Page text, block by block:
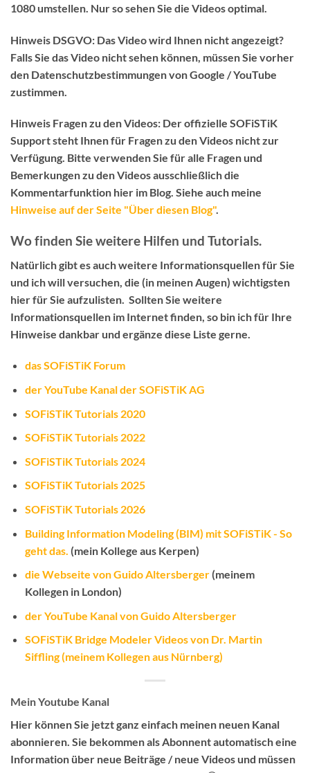
1080 umstellen. Nur so sehen Sie die Videos optimal.
Hinweis DSGVO: Das Video wird Ihnen nicht angezeigt?
Falls Sie das Video nicht sehen können, müssen Sie vorher
den Datenschutzbestimmungen von Google / YouTube
zustimmen.
Hinweis Fragen zu den Videos: Deroffizielle SOFiSTiK
Supportsteht Ihnen für Fragen zu den Videos nichtzur
Verfügung. Bitte verwenden Sie für alle Fragen und
Bemerkungen zu den Videos ausschließlich die
Kommentarfunktion hier im Blog. Siehe auch meine
Hinweise auf der Seite "Über diesen Blog".
Wo finden Sie weitere Hilfen und Tutorials.
Natürlich gibt es auch weitere Informationsquellen für Sie
und ich will versuchen, die (in meinen Augen) wichtigsten
hier für Sie aufzulisten. Sollten Sie weitere
Informationsquellen im Internet finden, so bin ich für Ihre
Hinweise dankbar und ergänze diese Liste gerne.
das SOFiSTiK Forum
der YouTube Kanal der SOFiSTiK AG
SOFiSTiK Tutorials 2020
SOFiSTiK Tutorials 2022
SOFiSTiK Tutorials 2024
SOFiSTiK Tutorials 2025
SOFiSTiK Tutorials 2026
Building Information Modeling (BIM) mit SOFiSTiK - So
geht das. (mein Kollege aus Kerpen)
die Webseite von Guido Altersberger(meinem
Kollegen in London)
der YouTube Kanal von Guido Altersberger
SOFiSTiK Bridge Modeler Videos von Dr. Martin
Siffling (meinem Kollegen aus Nürnberg)
Mein Youtube Kanal
Hier können Sie jetzt ganz einfach meinen neuen Kanal
abonnieren. Sie bekommen als Abonnent automatisch eine
Information über neue Beiträge / neue Videos und müssen